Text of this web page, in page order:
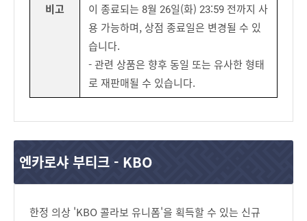
비고
이 종료되는 8월 26일(화) 23:59 전까지 사
용 가능하며, 상점 종료일은 변경될 수 있
습니다.
- 관련 상품은 향후 동일 또는 유사한 형태
로 재판매될 수 있습니다.
엔카로샤 부티크 - KBO
한정 의상 'KBO 콜라보 유니폼'을 획득할 수 있는 신규